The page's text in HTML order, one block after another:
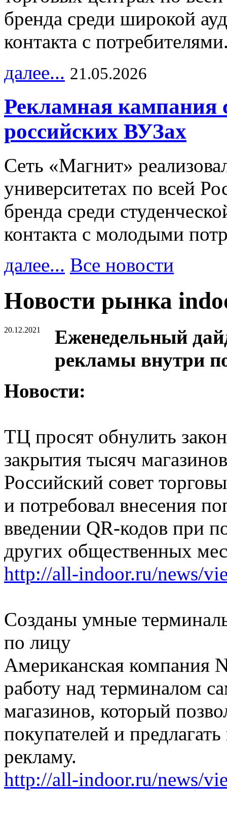
бренда среди широкой
контакта с
далее... 21.05.2026
Рекламная кампания
российских ВУЗах
Сеть «Магнит»
университетах по всей
бренда среди
контакта с молодыми
далее... Все новости
Новости рынка
20.12.2021
Еженедельный
рекламы внутри
Новости:
ТЦ просят обнулить
закрытия тысяч магазинов
Российский совет
и потребовал внесения
введении QR-кодов при
других общественных
http://all-indoor.ru/news/
Созданы умные
по лицу
Американская компания
работу над терминалом
магазинов, который
покупателей и
рекламу.
http://all-indoor.ru/news/